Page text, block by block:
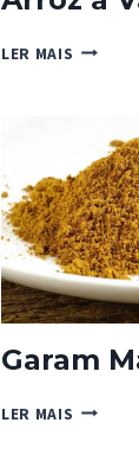
LER MAIS CARIL
ARROZ
A
VAPOR
Garam
LER MAIS GARAM